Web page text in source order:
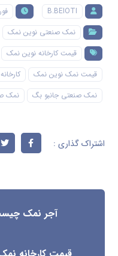
B.BEIOTI
نمک صنعتی نوین نمک
قیمت کارخانه نوین نمک
قیمت نمک نوین نمک
نمک صنعتی جانبو بگ
نمک
آجر نمک